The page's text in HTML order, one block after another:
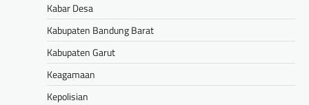
Kabar Desa
Kabupaten Bandung Barat
Kabupaten Garut
Keagamaan
Kepolisian